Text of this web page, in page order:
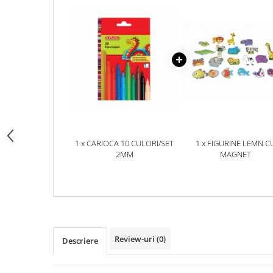
Carti si caiete de colorat 19%
Carti si caiete de colorat 5%
Creative si craft_x000D_
Rigle si Instrumente geometrie
Carti si caiete de colorat 21%
Seturi de bucatarie si curatenie
Seturi de joaca doctor
1 x CARIOCA 10 CULORI/SET
2MM
1 x FIGURINE LEMN
MAGNET
Descriere Review-uri (0)